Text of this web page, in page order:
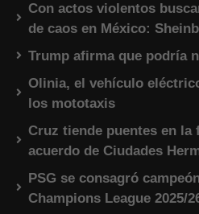
Con actos violentos
de caos en México:
Trump afirma que podría
Olinia, el vehículo
los mototaxis
Cruz tiende puentes en
acuerdo de Ciudades
PSG se consagró
Champions League 2025/